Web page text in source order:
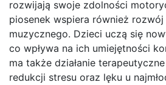
rozwijają swoje zdolności
piosenek wspiera również rozwój
muzycznego. Dzieci uczą się
co wpływa na ich umiejętności
ma także działanie
redukcji stresu oraz lęku u